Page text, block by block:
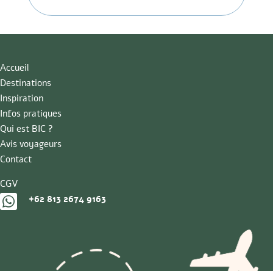
Accueil
Destinations
Inspiration
Infos pratiques
Qui est BIC ?
Avis voyageurs
Contact
CGV
 +62 813 2674 9163